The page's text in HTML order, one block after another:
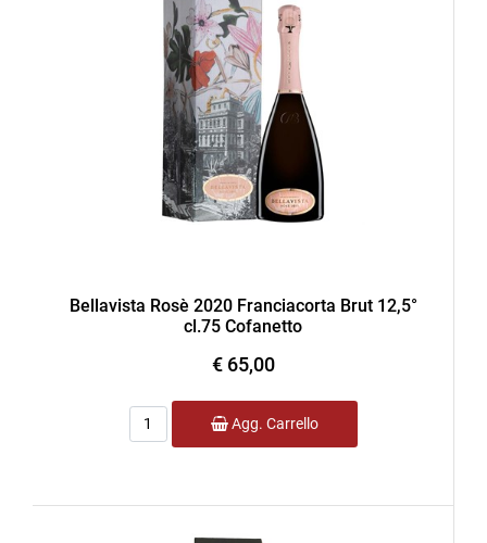
Bellavista Rosè 2020 Franciacorta Brut 12,5°
cl.75 Cofanetto
€ 65,00
Quantità
Agg. Carrello